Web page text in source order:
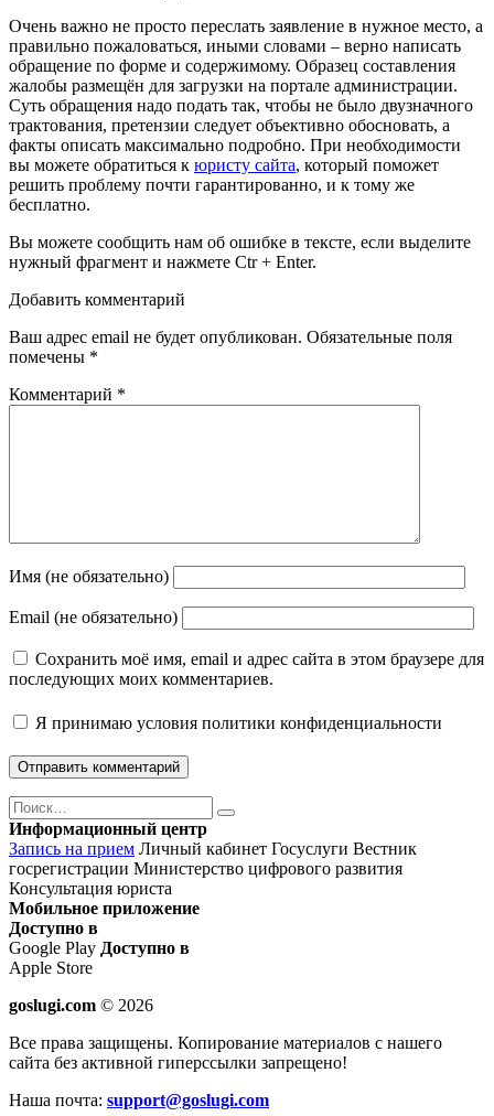
Очень важно не просто переслать заявление в нужное место, а
правильно пожаловаться, иными словами – верно написать
обращение по форме и содержимому. Образец составления
жалобы размещён для загрузки на портале администрации.
Суть обращения надо подать так, чтобы не было двузначного
трактования, претензии следует объективно обосновать, а
факты описать максимально подробно. При необходимости
вы можете обратиться к юристу сайта, который поможет
решить проблему почти гарантированно, и к тому же
бесплатно.
Вы можете сообщить нам об ошибке в тексте, если выделите
нужный фрагмент и нажмете Ctr + Enter.
Добавить комментарий
Ваш адрес email не будет опубликован. Обязательные поля
помечены *
Комментарий *
Имя (не обязательно)
Email (не обязательно)
Сохранить моё имя, email и адрес сайта в этом браузере для
последующих моих комментариев.
Я принимаю условия политики конфиденциальности
Поиск
Найти
Информационный центр
Запись на прием Личный кабинет Госуслуги Вестник
госрегистрации Министерство цифрового развития
Консультация юриста
Мобильное приложение
Доступно в
Google Play Доступно в
Apple Store
goslugi.com © 2026
Все права защищены. Копирование материалов с нашего
сайта без активной гиперссылки запрещено!
Наша почта: support@goslugi.com